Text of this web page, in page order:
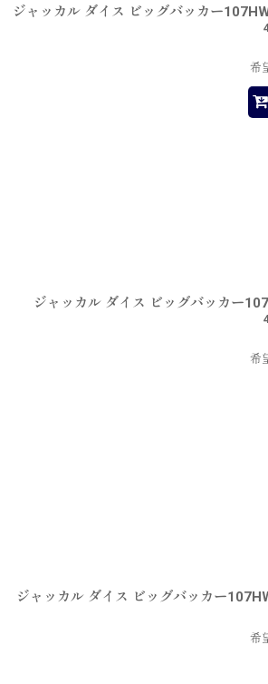
ジャッカル ダイス ビッグバッカー
希
ジャッカル ダイス ビッグバッカー
希
ジャッカル ダイス ビッグバッカー
希